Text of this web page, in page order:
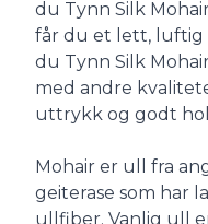
du Tynn Silk
får du et lett, luftig
du Tynn Silk
med andre
uttrykk og godt
Mohair er ull fra
geiterase som har
ullfiber. Vanlig ull